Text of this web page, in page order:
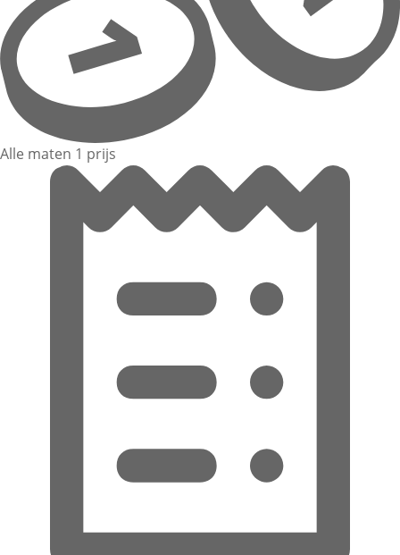
Alle maten 1 prijs